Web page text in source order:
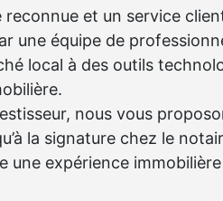
et un service
une équipe de
local à des outils
nous vous
la signature chez le
expérience